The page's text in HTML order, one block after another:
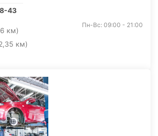
43
км)
км)
Пн-Вс: 09:00 - 21:00